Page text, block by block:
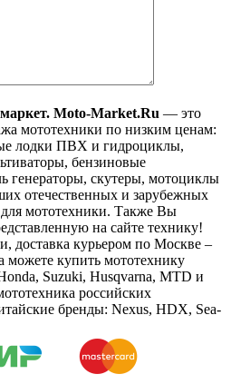
Moto-Market.Ru — это
мототехники по низким ценам:
лодки ПВХ и гидроциклы,
бензиновые
генераторы, скутеры, мотоциклы
отечественных и зарубежных
мототехники. Также Вы
на сайте технику!
доставка курьером по Москве –
можете купить мототехнику
Suzuki, Husqvarna, MTD и
российских
бренды: Nexus, HDX, Sea-